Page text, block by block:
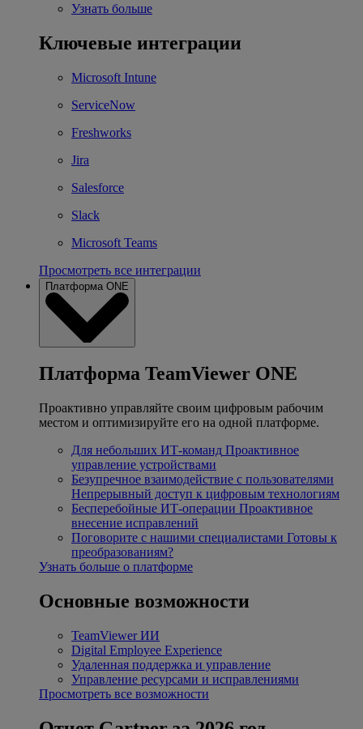
Узнать больше
Ключевые интеграции
Microsoft Intune
ServiceNow
Freshworks
Jira
Salesforce
Slack
Microsoft Teams
Просмотреть все интеграции
Платформа ONE
Платформа TeamViewer ONE
Проактивно управляйте своим цифровым рабочим
местом и оптимизируйте его на одной платформе.
Для небольших ИТ-команд Проактивное
управление устройствами
Безупречное взаимодействие с пользователями
Непрерывный доступ к цифровым технологиям
Бесперебойные ИТ-операции Проактивное
внесение исправлений
Поговорите с нашими специалистами Готовы к
преобразованиям?
Узнать больше о платформе
Основные возможности
TeamViewer ИИ
Digital Employee Experience
Удаленная поддержка и управление
Управление ресурсами и исправлениями
Просмотреть все возможности